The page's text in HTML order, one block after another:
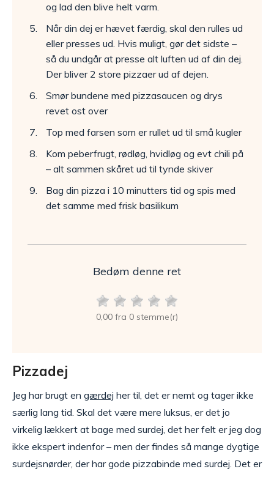
og lad den blive helt varm.
Når din dej er hævet færdig, skal den rulles ud
eller presses ud. Hvis muligt, gør det sidste –
så du undgår at presse alt luften ud af din dej.
Der bliver 2 store pizzaer ud af dejen.
Smør bundene med pizzasaucen og drys
revet ost over
Top med farsen som er rullet ud til små kugler
Kom peberfrugt, rødløg, hvidløg og evt chili på
– alt sammen skåret ud til tynde skiver
Bag din pizza i 10 minutters tid og spis med
det samme med frisk basilikum
Bedøm denne ret
0,00 fra 0 stemme(r)
Pizzadej
Jeg har brugt en gærdej her til, det er nemt og tager ikke
særlig lang tid. Skal det være mere luksus, er det jo
virkelig lækkert at bage med surdej, det her felt er jeg dog
ikke ekspert indenfor – men der findes så mange dygtige
surdejsnørder, der har gode pizzabinde med surdej. Det er